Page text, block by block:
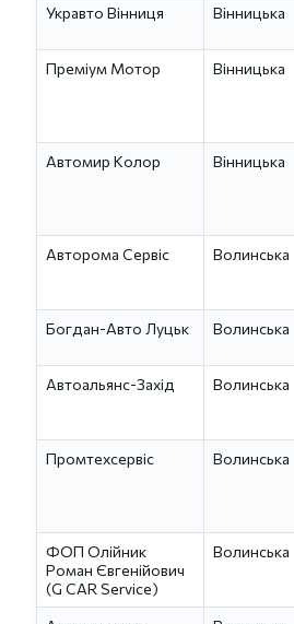
Укравто Вінниця
Вінницька
Преміум Мотор
Вінницька
Автомир Колор
Вінницька
Авторома Сервіс
Волинська
Богдан-Авто Луцьк
Волинська
Автоальянс-Захід
Волинська
Промтехсервіс
Волинська
ФОП Олійник
Роман Євгенійович
(G CAR Service)
Волинська